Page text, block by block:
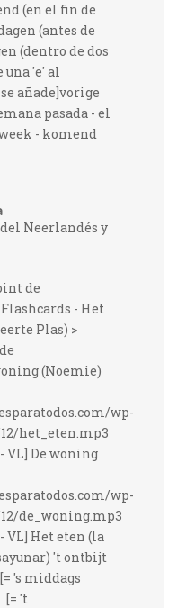
(en el fin de
(antes de
(dentro de dos
una 'e' al
añade]vorige
pasada - el
- komend
Neerlandés y
de
- Het
Plas) >
(Noemie)
wp-
het_eten.mp3
VL] De woning
wp-
de_woning.mp3
VL] Het eten (la
't ontbijt
's middags
[= 't